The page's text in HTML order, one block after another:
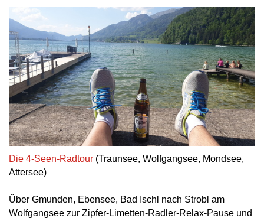
Die 4-Seen-Radtour (Traunsee, Wolfgangsee, Mondsee,
Attersee)
Über Gmunden, Ebensee, Bad Ischl nach Strobl am
Wolfgangsee zur Zipfer-Limetten-Radler-Relax-Pause und